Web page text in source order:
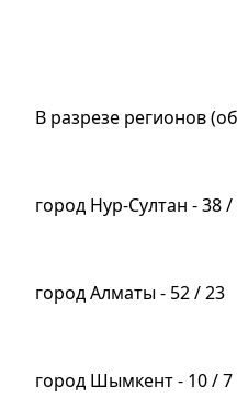
В разрезе регионов
город Нур-Султан - 38 /
город Алматы - 52 / 23
город Шымкент - 10 / 7